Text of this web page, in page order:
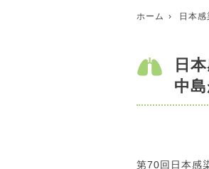
ホーム 日本
日
中島
第70回日本感